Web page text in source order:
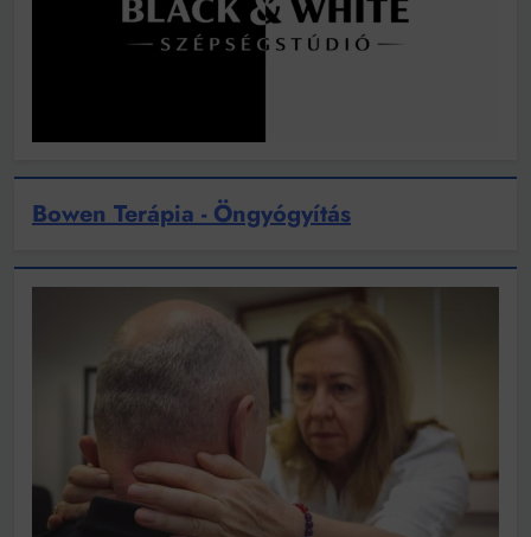
Bowen Terápia - Öngyógyítás